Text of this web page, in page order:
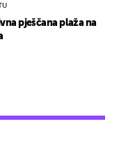
pješčana plaža na